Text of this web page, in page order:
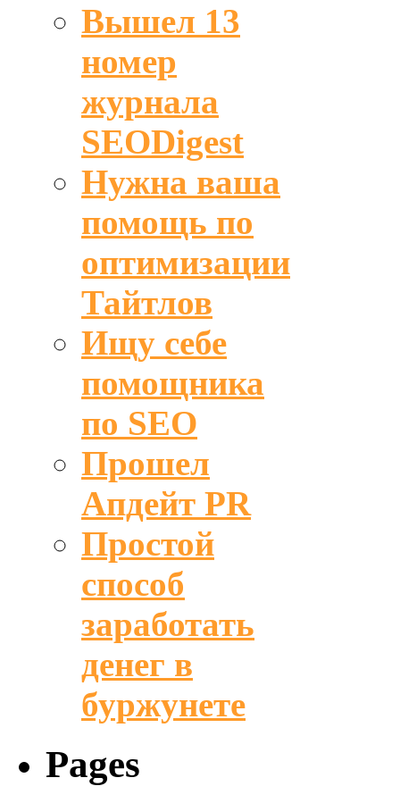
Вышел 13
номер
журнала
SEODigest
Нужна ваша
помощь по
оптимизации
Тайтлов
Ищу себе
помощника
по SEO
Прошел
Апдейт PR
Простой
способ
заработать
денег в
буржунете
Pages